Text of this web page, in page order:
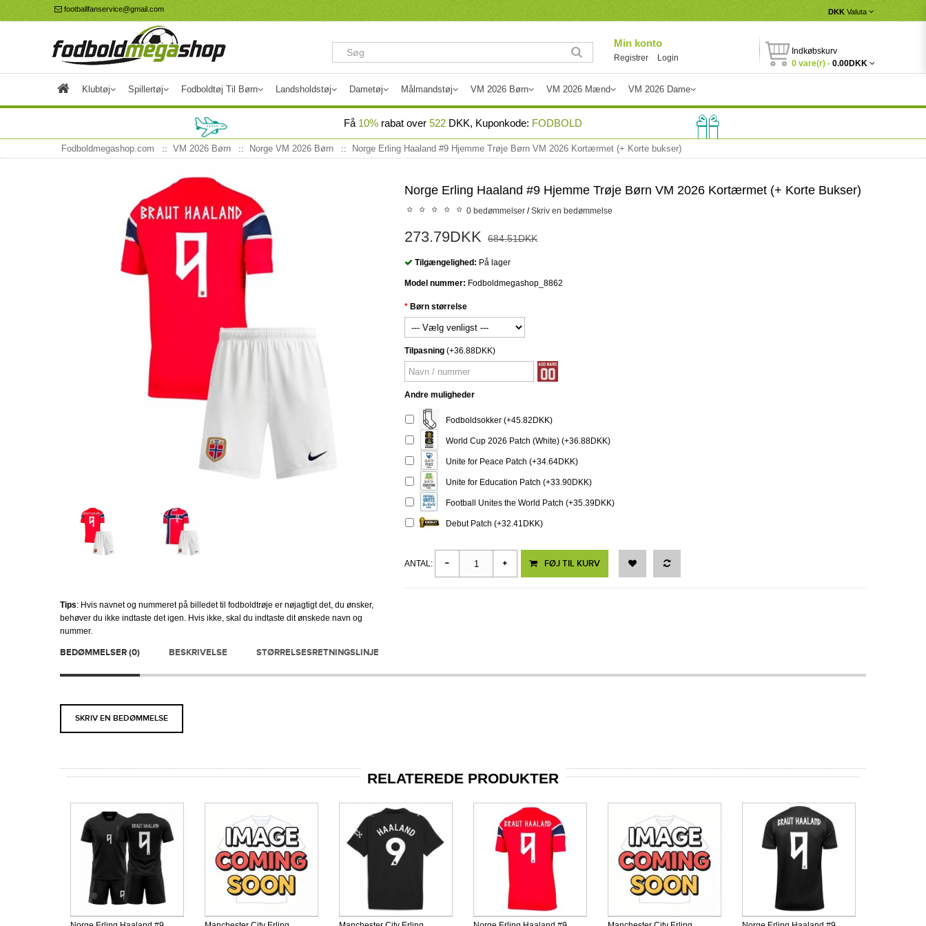
footballfanservice@gmail.com DKK Valuta
Min konto
Registrer Login
Indkøbskurv
0 vare(r) - 0.00DKK
Klubtøj Spillertøj Fodboldtøj Til Børn Landsholdstøj Dametøj Målmandstøj VM 2026 Børn VM 2026 Mænd VM 2026 Dame
Få 10% rabat over 522 DKK, Kuponkode: FODBOLD
Fodboldmegashop.com VM 2026 Børn Norge VM 2026 Børn Norge Erling Haaland #9 Hjemme Trøje Børn VM 2026 Kortærmet (+ Korte bukser)
Tips: Hvis navnet og nummeret på billedet til fodboldtrøje er nøjagtigt det, du ønsker,
behøver du ikke indtaste det igen. Hvis ikke, skal du indtaste dit ønskede navn og
nummer.
Norge Erling Haaland #9 Hjemme Trøje Børn VM 2026 Kortærmet (+ Korte Bukser)
0 bedømmelser /Skriv en bedømmelse
273.79DKK 684.51DKK
Tilgængelighed: På lager
Model nummer: Fodboldmegashop_8862
Børn størrelse
Tilpasning (+36.88DKK)
Andre muligheder
Fodboldsokker (+45.82DKK)
World Cup 2026 Patch (White) (+36.88DKK)
Unite for Peace Patch (+34.64DKK)
Unite for Education Patch (+33.90DKK)
Football Unites the World Patch (+35.39DKK)
Debut Patch (+32.41DKK)
ANTAL: FØJ TIL KURV
BEDØMMELSER (0) BESKRIVELSE STØRRELSESRETNINGSLINJE
SKRIV EN BEDØMMELSE
RELATEREDE PRODUKTER